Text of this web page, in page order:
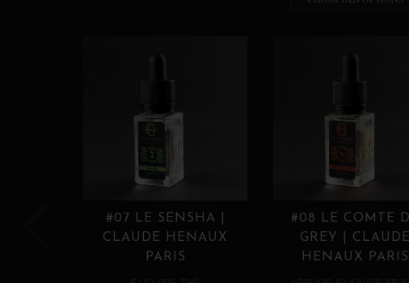
#07 LE SENSHA |
CLAUDE HENAUX
PARIS
#08 LE COMTE
GREY | CLAUDE
HENAUX PARIS